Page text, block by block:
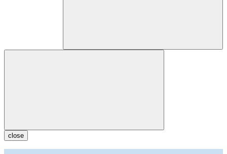
close